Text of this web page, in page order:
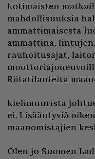
kotimaisten
mahdollisuuksia
ammattimaisesta
ammattina,
rauhoitusajat,
Riitatilanteita
kielimuurista
ei. Lisääntyviä
maanomistajien
Olen jo Suomen